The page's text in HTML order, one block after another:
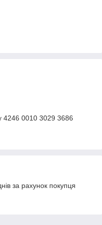
4246 0010 3029 3686
за рахунок покупця